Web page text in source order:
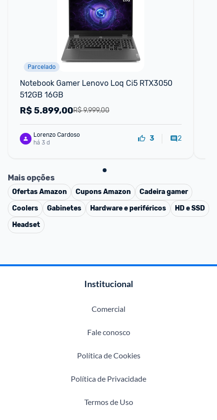
Parcelado
Notebook Gamer Lenovo Loq Ci5 RTX3050
512GB 16GB
R$ 9.999,00
R$5.899,00
Lorenzo Cardoso
há 3 d
3 2
Mais opções
OfertasAmazon CuponsAmazon
Cadeira gamer
Coolers
Gabinetes Hardware e periféricos
HD e SSD
Headset
Institucional
Comercial
Fale conosco
Política de Cookies
Política de Privacidade
Termos de Uso